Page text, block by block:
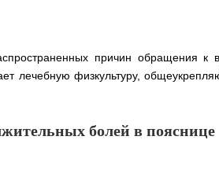
причин обращения к
лечебную физкультуру,
болей в пояснице